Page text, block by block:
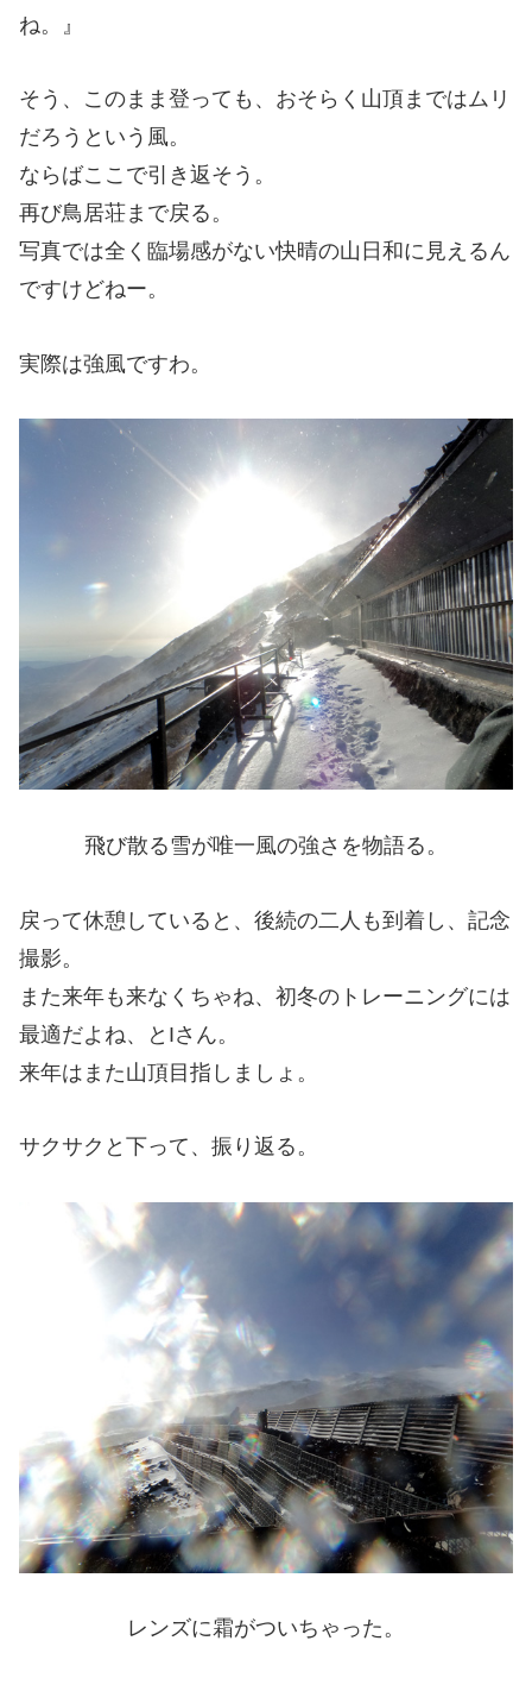
ね。』
そう、このまま登っても、おそらく山頂まではムリ
だろうという風。
ならばここで引き返そう。
再び鳥居荘まで戻る。
写真では全く臨場感がない快晴の山日和に見えるん
ですけどねー。
実際は強風ですわ。
飛び散る雪が唯一風の強さを物語る。
戻って休憩していると、後続の二人も到着し、記念
撮影。
また来年も来なくちゃね、初冬のトレーニングには
最適だよね、とIさん。
来年はまた山頂目指しましょ。
サクサクと下って、振り返る。
レンズに霜がついちゃった。